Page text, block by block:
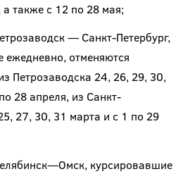
также с 12 по 28 мая;
— Санкт-Петербург,
ежедневно, отменяются
Петрозаводска 24, 26, 29, 30,
28 апреля, из Санкт-
27, 30, 31 марта и с 1 по 29
курсировавшие